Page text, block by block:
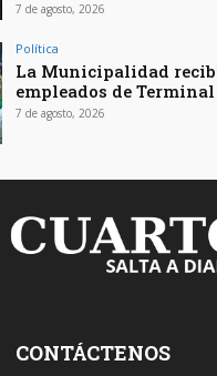
7 de agosto, 2026
Política
La Municipalidad
empleados de Terminal
7 de agosto, 2026
CONTÁCTENOS